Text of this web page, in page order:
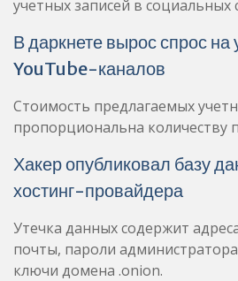
учетных записей в социальных
В даркнете вырос спрос
YouTube-каналов
Стоимость предлагаемых
пропорциональна количеству
Хакер опубликовал базу
хостинг-провайдера
Утечка данных содержит
почты, пароли
ключи домена .onion.